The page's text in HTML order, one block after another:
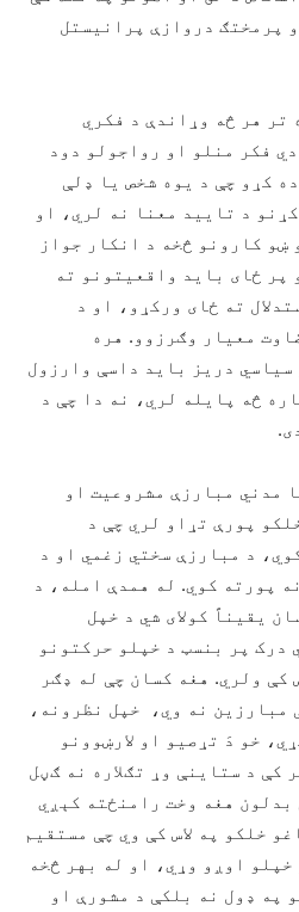
پرمختګ دروازې پرانیستل
تر هر څه وړاندې د فکري
فکر منلو او رواجولو دود
کړو چې د یوه شخص یا ډلې
د تایید معنا نه لري، او
ښو کارونو څخه د انکار جواز
پر ځای باید واقعیتونو ته
ته ځای ورکړو، او د
معیار وګرزوو. هره
دریز باید داسې وارزول
څه پایله لري، نه دا چې د
مدني مبارزې مشروعیت او
پورې تړاو لري چې د
د مبارزې سختي زغمي او د
پورته کوي. له همدې امله، د
يقيناً کولاى شي د خپل
درک پر بنسټ د خپلو حرکتونو
کې ولري. هغه کسان چې له ډګر
مبارزين نه وي، خپل نظرونه،
خو دَ تړصيو او لارښوونو
کې د ستاینې وړ تګلاره نه ګڼل
هغه وخت رامنځته کېږي
خلکو په لاس کې وي چې مستقیم
اوږو وړي، او له بهر څخه
په ډول نه بلکې د مشورې او